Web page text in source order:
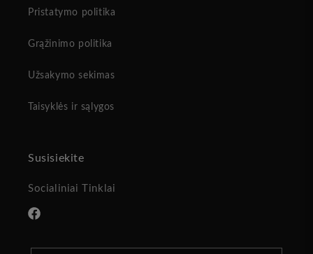
Pristatymo politika
Grąžinimo politika
Užsakymo sekimas
Taisyklės ir sąlygos
Susisiekite
Socialiniai Tinklai
„Facebook“